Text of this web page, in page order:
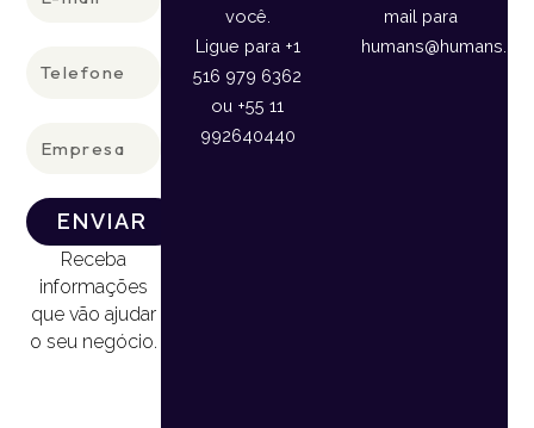
ENVIAR
Receba
informações
que vão ajudar
o seu negócio.
você.
Ligue para +1
516 979 6362
ou +55 11
992640440
mail para